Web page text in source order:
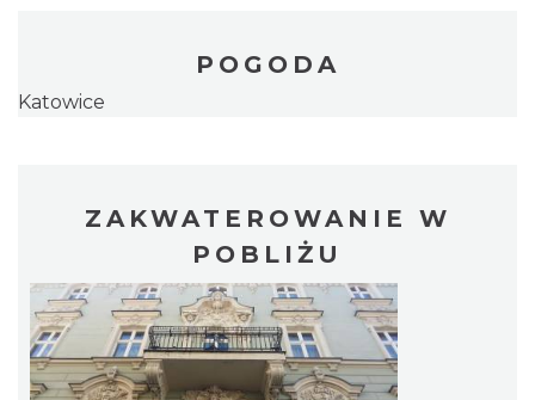
POGODA
Katowice
ZAKWATEROWANIE W
POBLIŻU